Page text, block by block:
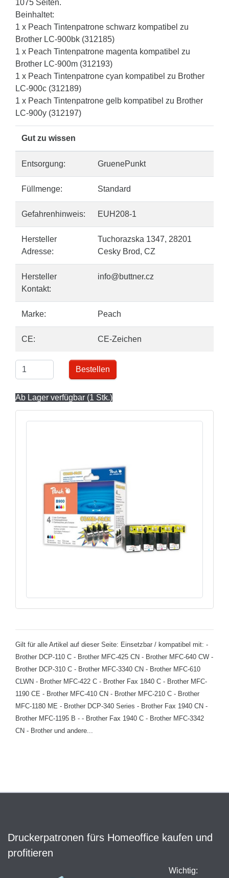
1075 Seiten.
Beinhaltet:
1 x Peach Tintenpatrone schwarz kompatibel zu
Brother LC-900bk (312185)
1 x Peach Tintenpatrone magenta kompatibel zu
Brother LC-900m (312193)
1 x Peach Tintenpatrone cyan kompatibel zu Brother
LC-900c (312189)
1 x Peach Tintenpatrone gelb kompatibel zu Brother
LC-900y (312197)
Gut zu wissen
Entsorgung: GruenePunkt
Füllmenge: Standard
Gefahrenhinweis: EUH208-1
Hersteller
Adresse:
Tuchorazska 1347, 28201
Cesky Brod, CZ
Hersteller
Kontakt:
info@buttner.cz
Marke: Peach
CE: CE-Zeichen
Bestellen
Ab Lager verfügbar (1 Stk.)
Gilt für alle Artikel auf dieser Seite: Einsetzbar / kompatibel mit: -
Brother DCP-110 C - Brother MFC-425 CN - Brother MFC-640 CW -
Brother DCP-310 C - Brother MFC-3340 CN - Brother MFC-610
CLWN - Brother MFC-422 C - Brother Fax 1840 C - Brother MFC-
1190 CE - Brother MFC-410 CN - Brother MFC-210 C - Brother
MFC-1180 ME - Brother DCP-340 Series - Brother Fax 1940 CN -
Brother MFC-1195 B - - Brother Fax 1940 C - Brother MFC-3342
CN - Brother und andere...
Druckerpatronen fürs Homeoffice kaufen und
profitieren
Wichtig: